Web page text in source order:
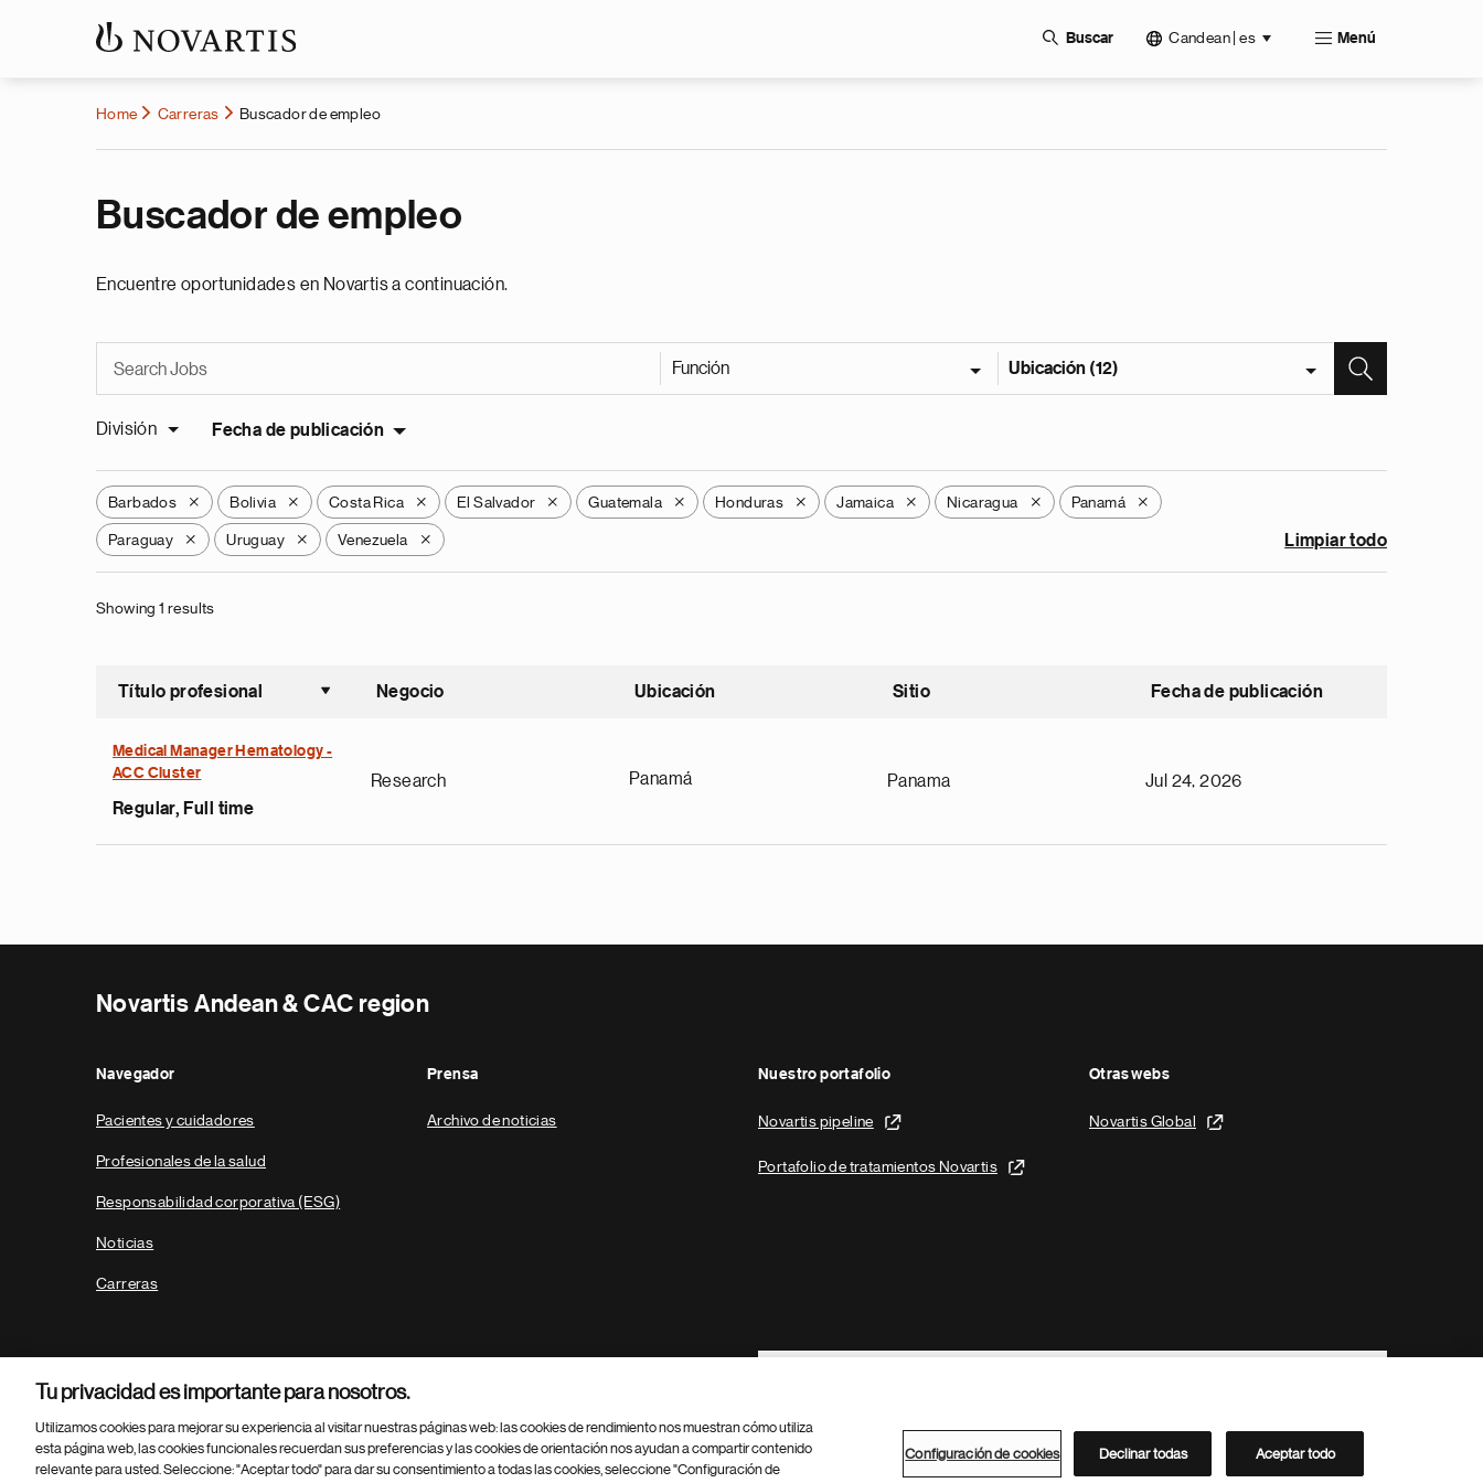
Buscar Candean | es Menú
Home Carreras Buscador de empleo
Buscador de empleo
Encuentre oportunidades en Novartis a continuación.
Función Ubicación (12)
División Fecha de publicación
Barbados X Bolivia X Costa Rica X El Salvador X Guatemala X Honduras X Jamaica X Nicaragua X Panamá X
Paraguay X Uruguay X Venezuela X Limpiar todo
Showing 1 results
Título profesional
Ordenar ascendente
Negocio Ubicación Sitio Fecha de publicación
Medical Manager Hematology -
ACC Cluster
Regular, Full time
Research Panamá Panama Jul 24, 2026
Novartis Andean & CAC region
Navegador
Pacientes y cuidadores
Profesionales de la salud
Responsabilidad corporativa (ESG)
Noticias
Carreras
Prensa
Archivo de noticias
Nuestro portafolio
Novartis pipeline
Portafolio de tratamientos Novartis
Otras webs
Novartis Global
Footer Site Search
Parte
© 2026 Novartis AG Directorio de Novartis
Tu privacidad es importante para nosotros.
Utilizamos cookies para mejorar su experiencia al visitar nuestras páginas web: las cookies de rendimiento nos muestran cómo utiliza
esta página web, las cookies funcionales recuerdan sus preferencias y las cookies de orientación nos ayudan a compartir contenido
relevante para usted. Seleccione: "Aceptar todo" para dar su consentimiento a todas las cookies, seleccione "Configuración de
Configuración de cookies Declinar todas Aceptar todo